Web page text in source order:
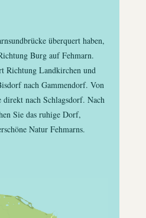
überquert haben,
Burg auf Fehmarn.
Richtung Landkirchen und
nach Gammendorf. Von
nach Schlagsdorf. Nach
Sie das ruhige Dorf,
Natur Fehmarns.